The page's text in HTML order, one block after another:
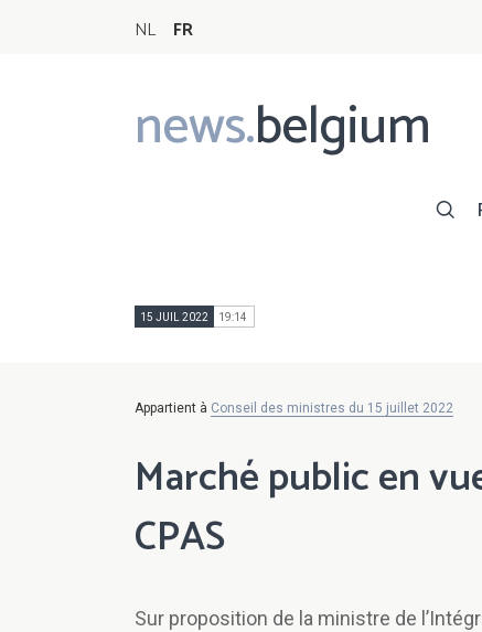
NL FR
news.belgium
Main
navigation
15 JUIL 2022 19:14
Appartient à Conseil des ministres du 15 juillet 2022
Marché public en
CPAS
Sur proposition de la ministre de